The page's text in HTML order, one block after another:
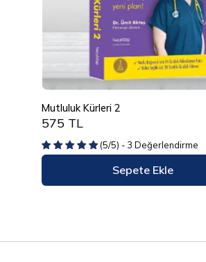
Mutluluk Kürleri 2
575 TL
(5/5) - 3 Değerlendirme
Sepete Ekle